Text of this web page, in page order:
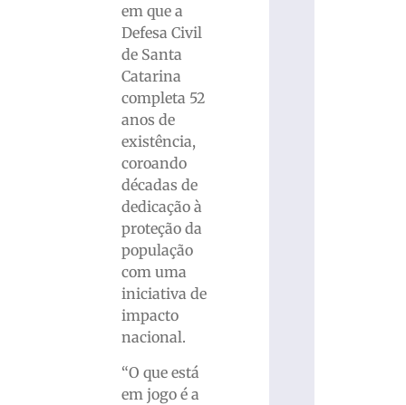
em que a
Defesa Civil
de Santa
Catarina
completa 52
anos de
existência,
coroando
décadas de
dedicação à
proteção da
população
com uma
iniciativa de
impacto
nacional.
“O que está
em jogo é a